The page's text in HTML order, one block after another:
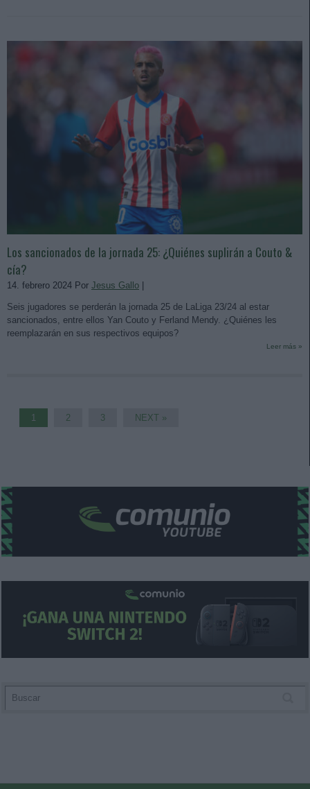
Los sancionados de la jornada 25: ¿Quiénes suplirán a Couto &
cía?
14. febrero 2024 Por Jesus Gallo
Seis jugadores se perderán la jornada 25 de LaLiga 23/24 al estar
sancionados, entre ellos Yan Couto y Ferland Mendy. ¿Quiénes les
reemplazarán en sus respectivos equipos?
Leer más »
1 2 3 NEXT »